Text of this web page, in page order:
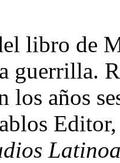
libro de
guerrilla.
los años